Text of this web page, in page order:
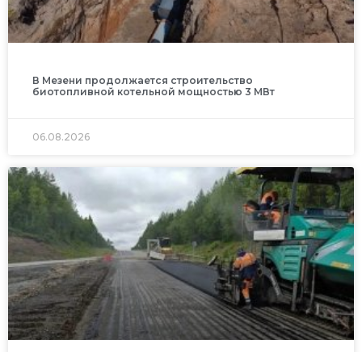
В Мезени продолжается строительство
биотопливной котельной мощностью 3 МВт
06.08.2026